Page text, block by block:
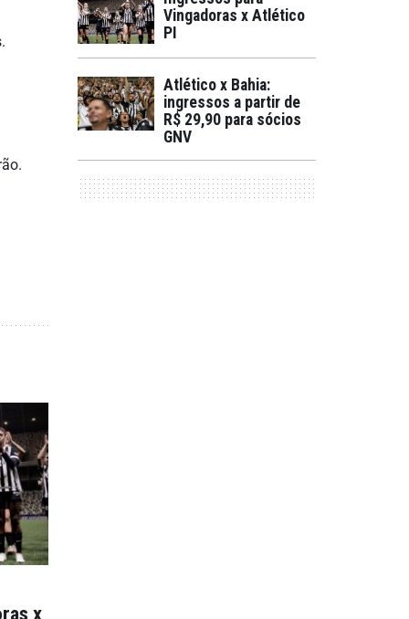
x
Vingadoras x Atlético
PI
Atlético x Bahia:
ingressos a partir de
R$ 29,90 para sócios
GNV